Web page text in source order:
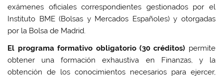
exámenes oficiales correspondientes gestionados por el
Instituto BME (Bolsas y Mercados Españoles) y otorgadas
por la Bolsa de Madrid.
El programa formativo obligatorio (30 créditos) permite
obtener una formación exhaustiva en Finanzas, y la
obtención de los conocimientos necesarios para ejercer,